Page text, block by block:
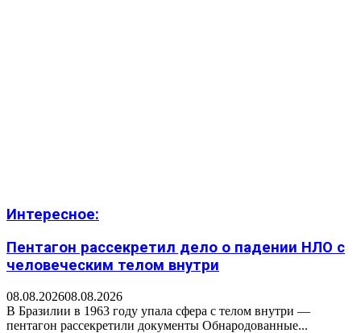
Интересное:
Пентагон рассекретил дело о падении НЛО с
человеческим телом внутри
08.08.202608.08.2026
В Бразилии в 1963 году упала сфера с телом внутри —
пентагон рассекретили документы Обнародованные...